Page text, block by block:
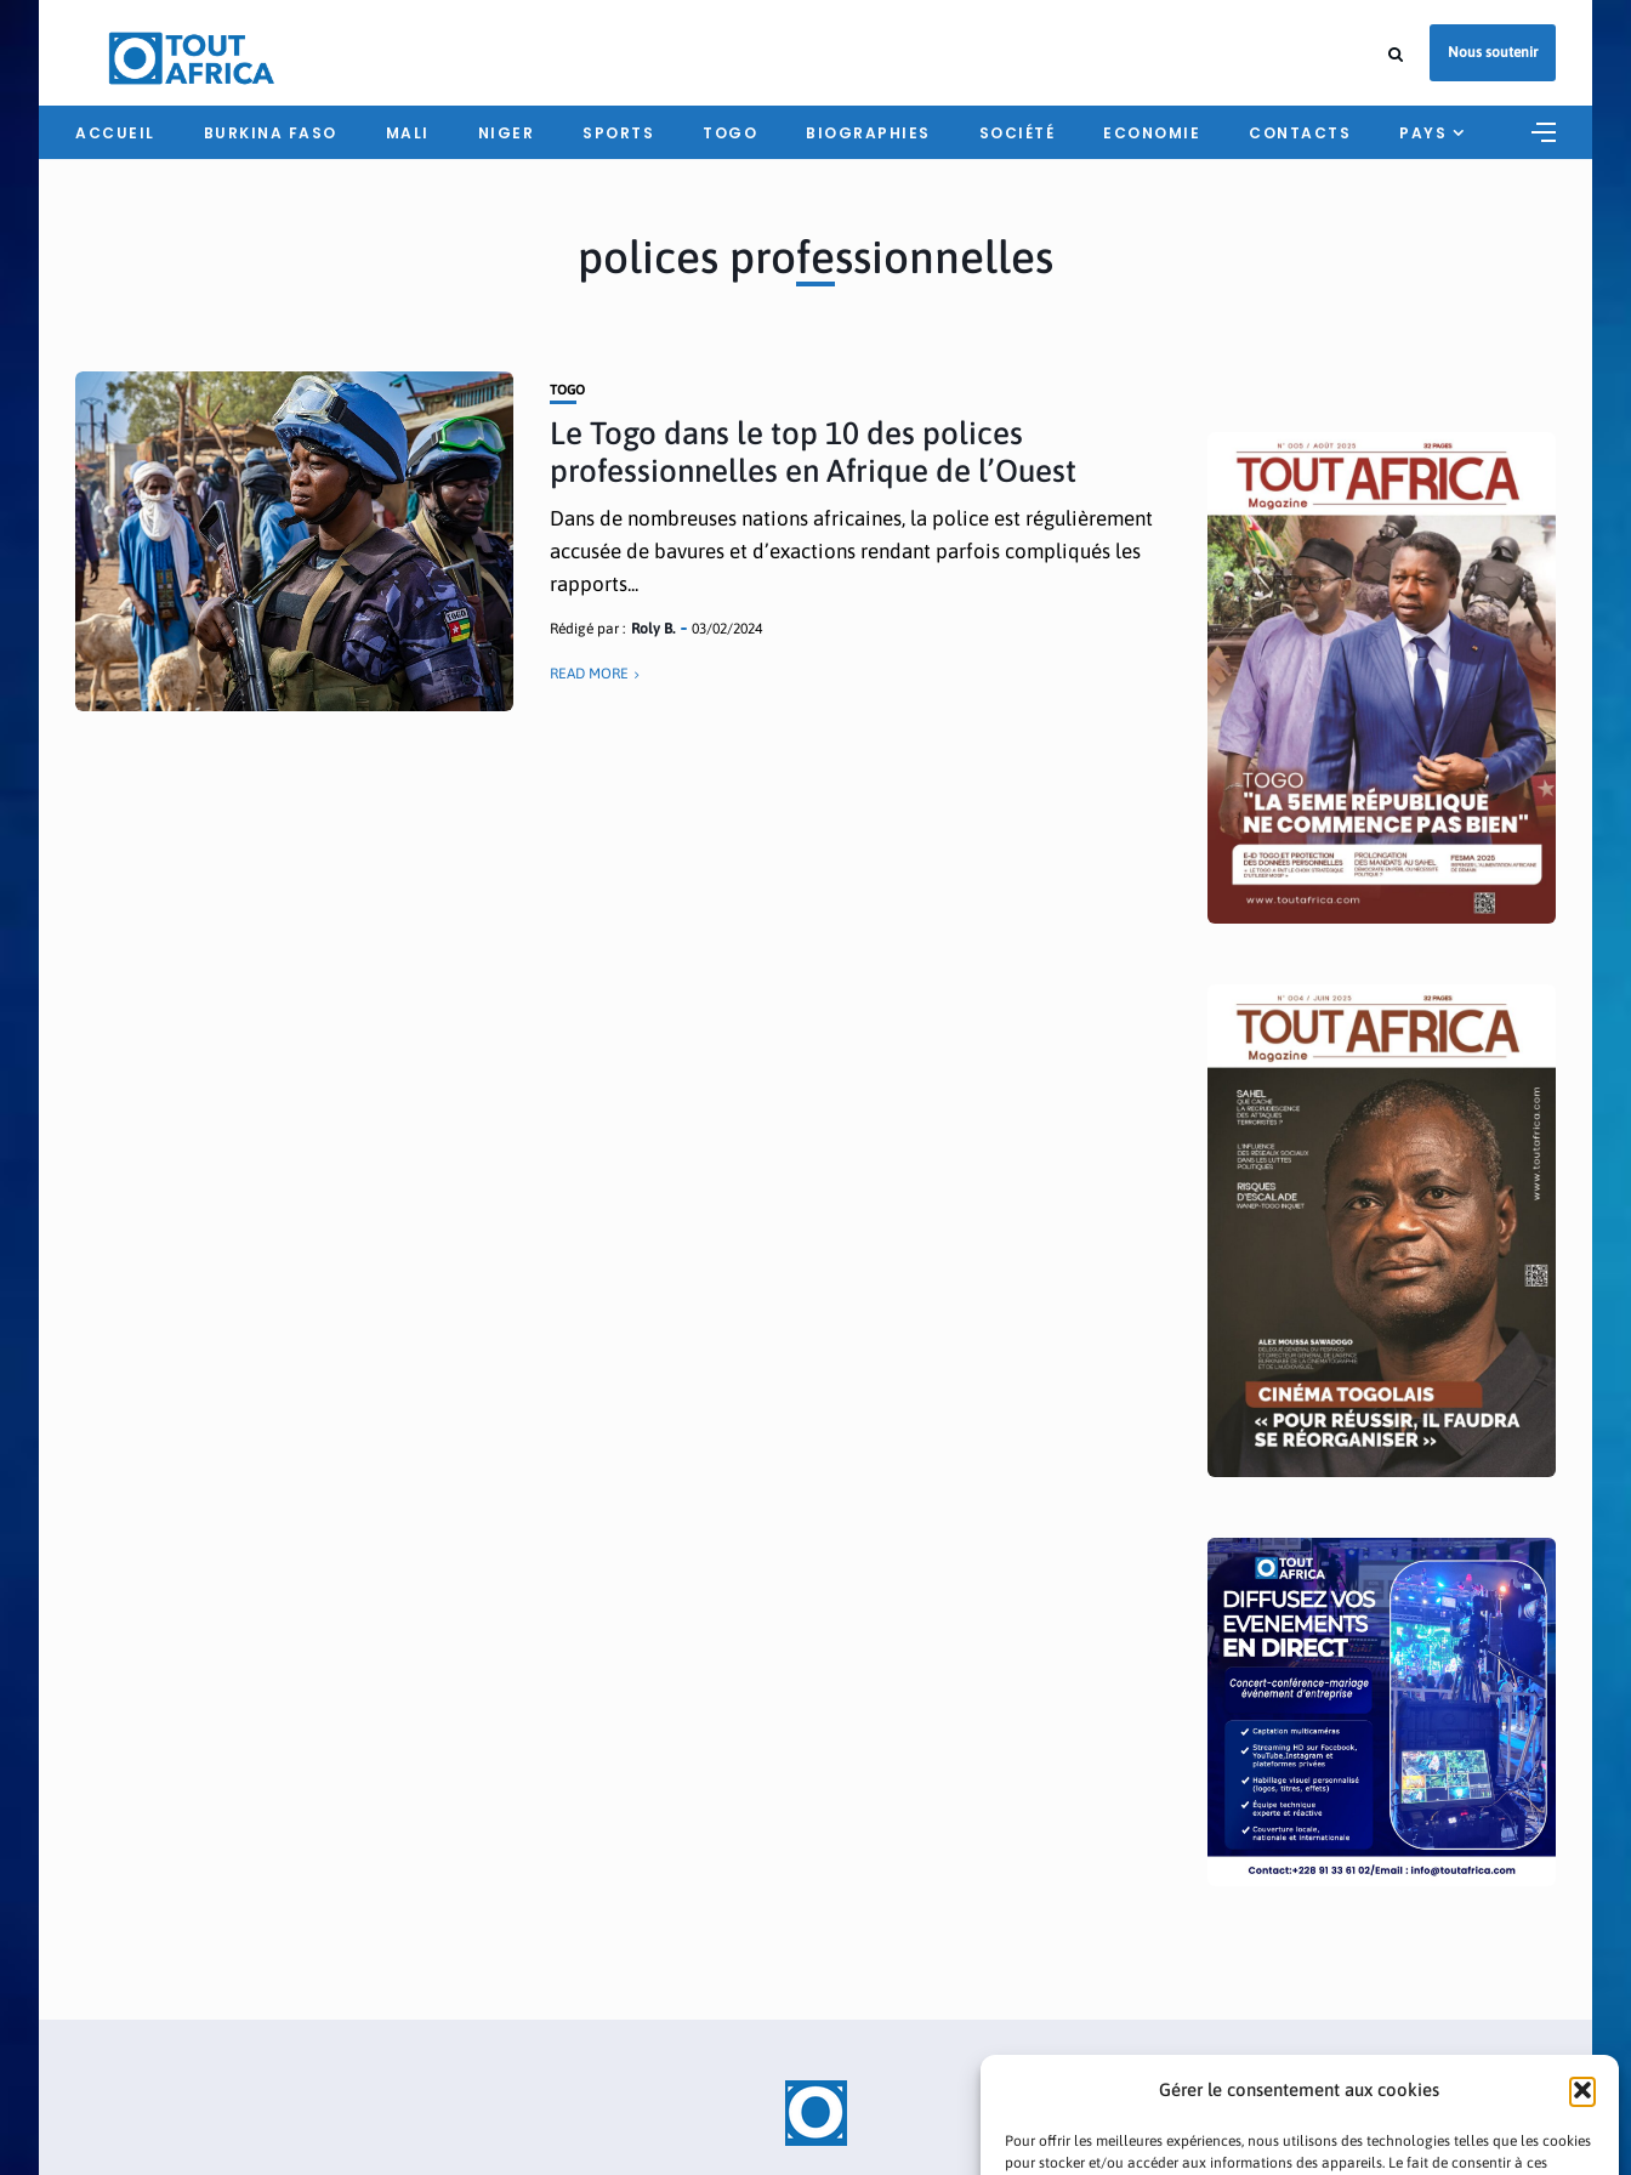
Gérer le consentement aux cookies
Pour offrir les meilleures expériences, nous utilisons des technologies telles que les cookies
pour stocker et/ou accéder aux informations des appareils. Le fait de consentir à ces
Nous soutenir
ACCUEIL BURKINA FASO MALI NIGER SPORTS TOGO BIOGRAPHIES SOCIÉTÉ ECONOMIE CONTACTS PAYS
polices professionnelles
TOGO
Le Togo dans le top 10 des polices
professionnelles en Afrique de l’Ouest
Dans de nombreuses nations africaines, la police est régulièrement
accusée de bavures et d’exactions rendant parfois compliqués les
rapports...
Rédigé par : Roly B. 03/02/2024
READ MORE